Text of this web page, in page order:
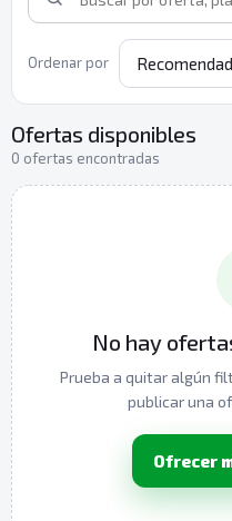
Ordenar por
Ofertas disponibles
0 ofertas encontradas
No hay
Prueba a quitar algún
publicar una
Ofrecer